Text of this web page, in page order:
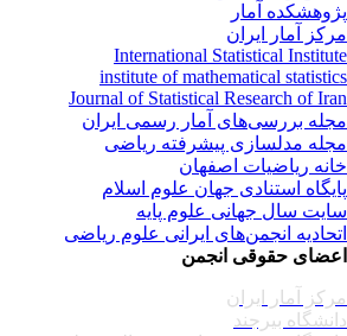
آمار
آمار ایران
International Statistical
institute of mathematical
Journal of Statistical Research of
بررسی‌های آمار رسمی ایران
مدلسازی پیشرفته ریاضی
ریاضیات اصفهان
استنادی جهان علوم اسلام
سال جهانی علوم پایه
انجمن‌های ایرانی علوم ریاضی
حقوقی انجمن
آمار ایران
بیرجند